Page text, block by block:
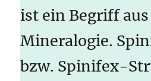
ist ein Begriff
Mineralogie.
bzw. Spinifex-